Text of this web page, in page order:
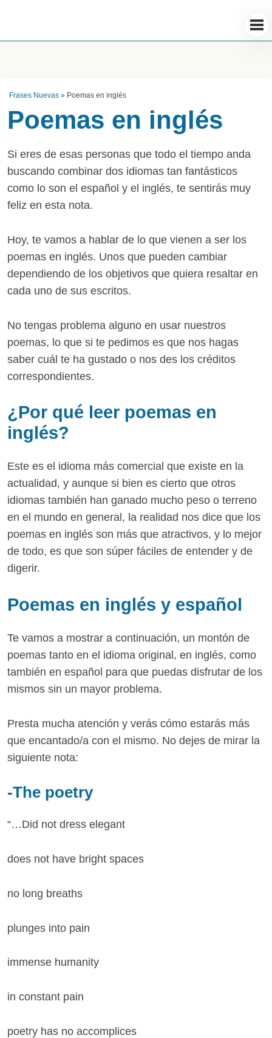
Frases Nuevas » Poemas en inglés
Poemas en inglés
Si eres de esas personas que todo el tiempo anda
buscando combinar dos idiomas tan fantásticos
como lo son el español y el inglés, te sentirás muy
feliz en esta nota.
Hoy, te vamos a hablar de lo que vienen a ser los
poemas en inglés. Unos que pueden cambiar
dependiendo de los objetivos que quiera resaltar en
cada uno de sus escritos.
No tengas problema alguno en usar nuestros
poemas, lo que si te pedimos es que nos hagas
saber cuál te ha gustado o nos des los créditos
correspondientes.
¿Por qué leer poemas en
inglés?
Este es el idioma más comercial que existe en la
actualidad, y aunque si bien es cierto que otros
idiomas también han ganado mucho peso o terreno
en el mundo en general, la realidad nos dice que los
poemas en inglés son más que atractivos, y lo mejor
de todo, es que son súper fáciles de entender y de
digerir.
Poemas en inglés y español
Te vamos a mostrar a continuación, un montón de
poemas tanto en el idioma original, en inglés, como
también en español para que puedas disfrutar de los
mismos sin un mayor problema.
Presta mucha atención y verás cómo estarás más
que encantado/a con el mismo. No dejes de mirar la
siguiente nota:
-The poetry
“…Did not dress elegant
does not have bright spaces
no long breaths
plunges into pain
immense humanity
in constant pain
poetry has no accomplices